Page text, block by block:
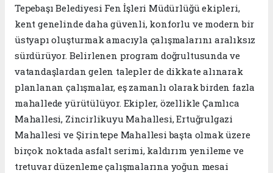
Tepebaşı Belediyesi Fen İşleri Müdürlüğü ekipleri,
kent genelinde daha güvenli, konforlu ve modern bir
üstyapı oluşturmak amacıyla çalışmalarını aralıksız
sürdürüyor. Belirlenen program doğrultusunda ve
vatandaşlardan gelen talepler de dikkate alınarak
planlanan çalışmalar, eş zamanlı olarak birden fazla
mahallede yürütülüyor. Ekipler, özellikle Çamlıca
Mahallesi, Zincirlikuyu Mahallesi, Ertuğrulgazi
Mahallesi ve Şirintepe Mahallesi başta olmak üzere
birçok noktada asfalt serimi, kaldırım yenileme ve
tretuvar düzenleme çalışmalarına yoğun mesai